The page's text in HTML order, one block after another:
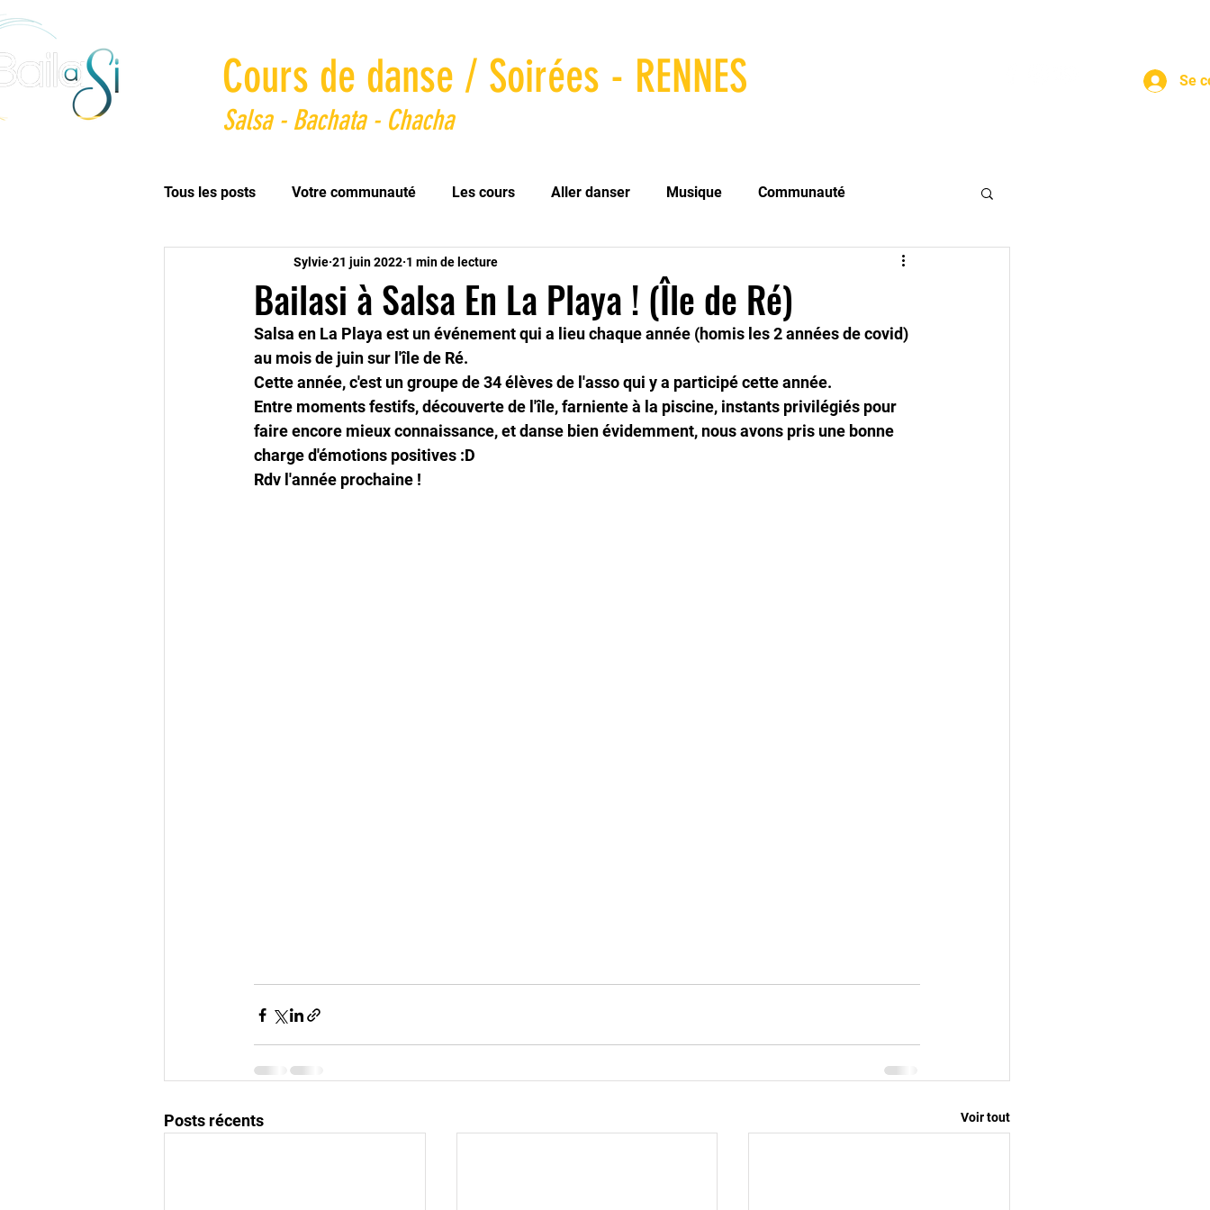
Cours de danse / Soirées - RENNES
Salsa - Bachata - Chacha
Se
Tous les posts Votre communauté Les cours Aller danser Musique Communauté
Bailasi à Salsa En La Playa ! (Île de Ré)
Sylvie 21 juin 2022 1 min de lecture
Salsa en La Playa est un événement qui a lieu chaque année (homis les 2 années de covid)
au mois de juin sur l'île de Ré.
Cette année, c'est un groupe de 34 élèves de l'asso qui y a participé cette année.
Entre moments festifs, découverte de l'île, farniente à la piscine, instants privilégiés pour
faire encore mieux connaissance, et danse bien évidemment, nous avons pris une bonne
charge d'émotions positives :D
Rdv l'année prochaine !
Posts récents Voir tout